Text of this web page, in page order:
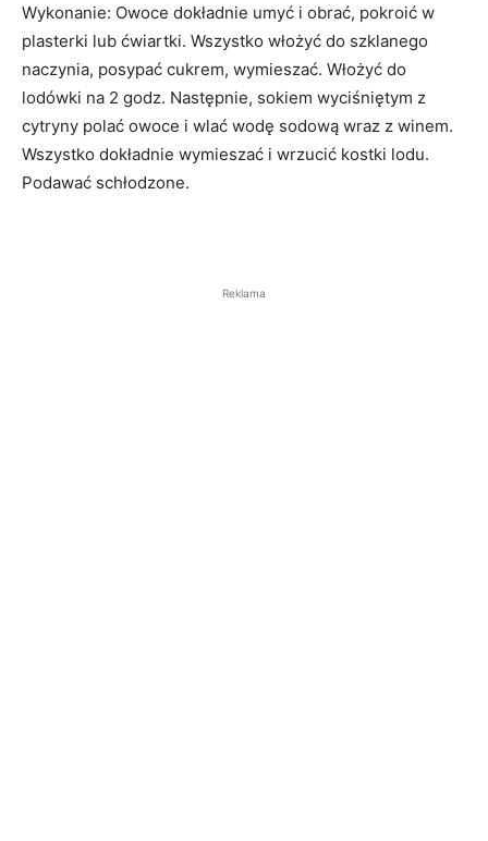
Wykonanie: Owoce dokładnie umyć i obrać, pokroić w
plasterki lub ćwiartki. Wszystko włożyć do szklanego
naczynia, posypać cukrem, wymieszać. Włożyć do
lodówki na 2 godz. Następnie, sokiem wyciśniętym z
cytryny polać owoce i wlać wodę sodową wraz z winem.
Wszystko dokładnie wymieszać i wrzucić kostki lodu.
Podawać schłodzone.
Reklama